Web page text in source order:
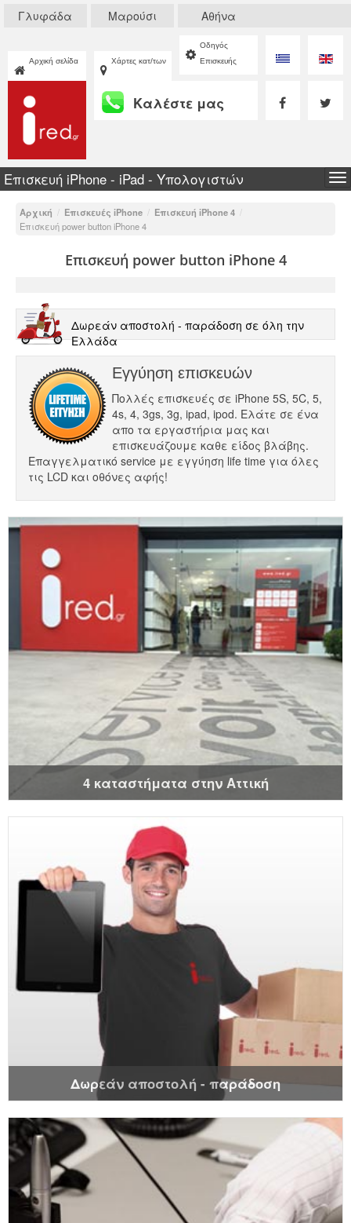
Γλυφάδα Μαρούσι Αθήνα
Αρχική σελίδα Χάρτες κατ/των
Οδηγός
Επισκευής
Καλέστε μας
Επισκευή iPhone - iPad - Υπολογιστών
Αρχική / Επισκευές iPhone / Επισκευή iPhone 4 /
Επισκευή power button iPhone 4
Επισκευή power button iPhone 4
Δωρεάν αποστολή - παράδοση σε όλη την
Ελλάδα
Εγγύηση επισκευών
Πολλές επισκευές σε iPhone 5S, 5C, 5,
4s, 4, 3gs, 3g, ipad, ipod. Ελάτε σε ένα
απο τα εργαστήρια μας και
επισκευάζουμε καθε είδος βλάβης.
Επαγγελματικό service με εγγύηση life time για όλες
τις LCD και οθόνες αφής!
4 καταστήματα στην Αττική
Δωρεάν αποστολή - παράδοση